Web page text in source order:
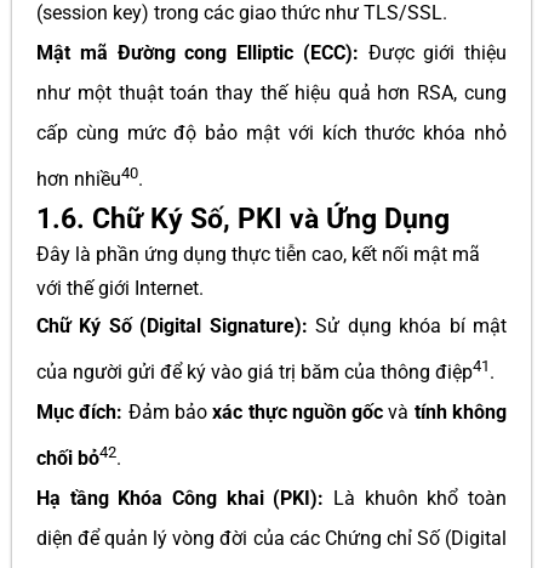
(session key) trong các giao thức như TLS/SSL.
Mật mã Đường cong Elliptic (ECC): Được giới thiệu
như một thuật toán thay thế hiệu quả hơn RSA, cung
cấp cùng mức độ bảo mật với kích thước khóa nhỏ
hơn nhiều40.
1.6. Chữ Ký Số, PKI và Ứng Dụng
Đây là phần ứng dụng thực tiễn cao, kết nối mật mã
với thế giới Internet.
Chữ Ký Số (Digital Signature): Sử dụng khóa bí mật
của người gửi để ký vào giá trị băm của thông điệp41 .
Mục đích: Đảm bảoxác thực nguồn gốc và tính không
chối bỏ42.
Hạ tầng Khóa Công khai (PKI): Là khuôn khổ toàn
diện để quản lý vòng đời của các Chứng chỉ Số (Digital